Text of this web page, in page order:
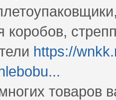
коробов,
https://
товаров